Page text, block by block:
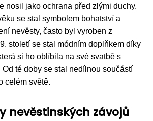
nosil jako ochrana před zlými duchy.
se stal symbolem bohatství a
nevěsty, často byl vyroben z
století se stal módním doplňkem díky
si ho oblíbila na své svatbě s
Od té doby se stal nedílnou součástí
celém světě.
nevěstinských závojů